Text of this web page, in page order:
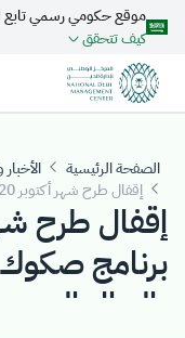
تخطي إلى المحتوى الرئيسي
موقع حكومي رسمي تابع
كيف تتحقق
الصفحة الرئيسية
إقفال طرح شهر أكتوبر 2020م من برنامج صكوك المملكة المحلية بالريال السعودي
برنامج صكوك
بالريال